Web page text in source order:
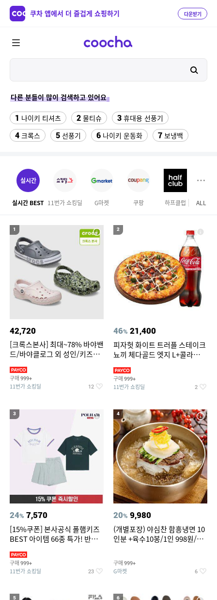
쿠차 앱에서 더 즐겁게 쇼핑하기 다운받기
다른 분들이 많이 검색하고 있어요
1 나이키 티셔츠 2 물티슈 3 휴대용 선풍기
4 크록스 5 선풍기 6 나이키 운동화 7 보냉백
11 수향미쌀10kg특등급
13 팔찌부자재 애니메이션 키캡
16 리치 음료수 17 업소용 튀김망 18 k2 남성 조끼
가정용 인형뽑기기계
ALL
실시간
실시간 BEST 11번가 쇼킹딜 G마켓 쿠팡 하프클럽
1
42,720
[크록스본사] 최대~78% 바야밴
드/바야클로그 외 성인/키즈
구매 999+
11번가 쇼킹딜 12
2
46% 21,400
피자헛 화이트 트러플 스테이크
뇨끼 체다골드 엣지 L+콜라
구매 999+
11번가 쇼킹딜 2
3
24% 7,570
[15%쿠폰] 본사공식 폴햄키즈
BEST 아이템 66종 특가! 반팔
구매 999+
11번가 쇼킹딜 23
4
20% 9,980
(개별포장) 야심찬 함흥냉면 10
인분 +육수10봉/1인 998원/머
구매 999+
G마켓 6
5 6